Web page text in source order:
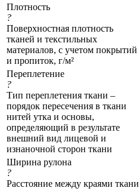
Плотность
?
Поверхностная плотность
тканей и текстильных
материалов, с учетом покрытий
и пропиток, г/м²
Переплетение
?
Тип переплетения ткани –
порядок пересечения в ткани
нитей утка и основы,
определяющий в результате
внешний вид лицевой и
изнаночной сторон ткани
Ширина рулона
?
Расстояние между краями ткани